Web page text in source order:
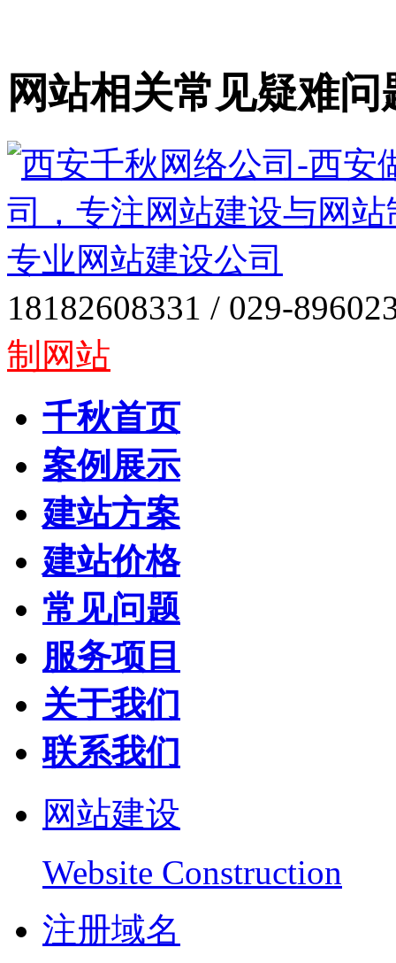
网站相关常见疑难
18182608331 / 029-
制网站
千秋首页
案例展示
建站方案
建站价格
常见问题
服务项目
关于我们
联系我们
网站建设
Website Construction
注册域名